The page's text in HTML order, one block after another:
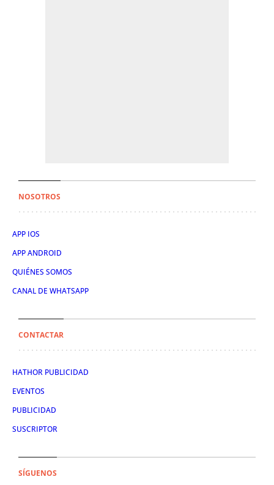
NOSOTROS
APP IOS
APP ANDROID
QUIÉNES SOMOS
CANAL DE WHATSAPP
CONTACTAR
HATHOR PUBLICIDAD
EVENTOS
PUBLICIDAD
SUSCRIPTOR
SÍGUENOS